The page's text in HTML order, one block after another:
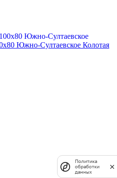
Южно-Султаевское Колотая
Политика
обработки
данных